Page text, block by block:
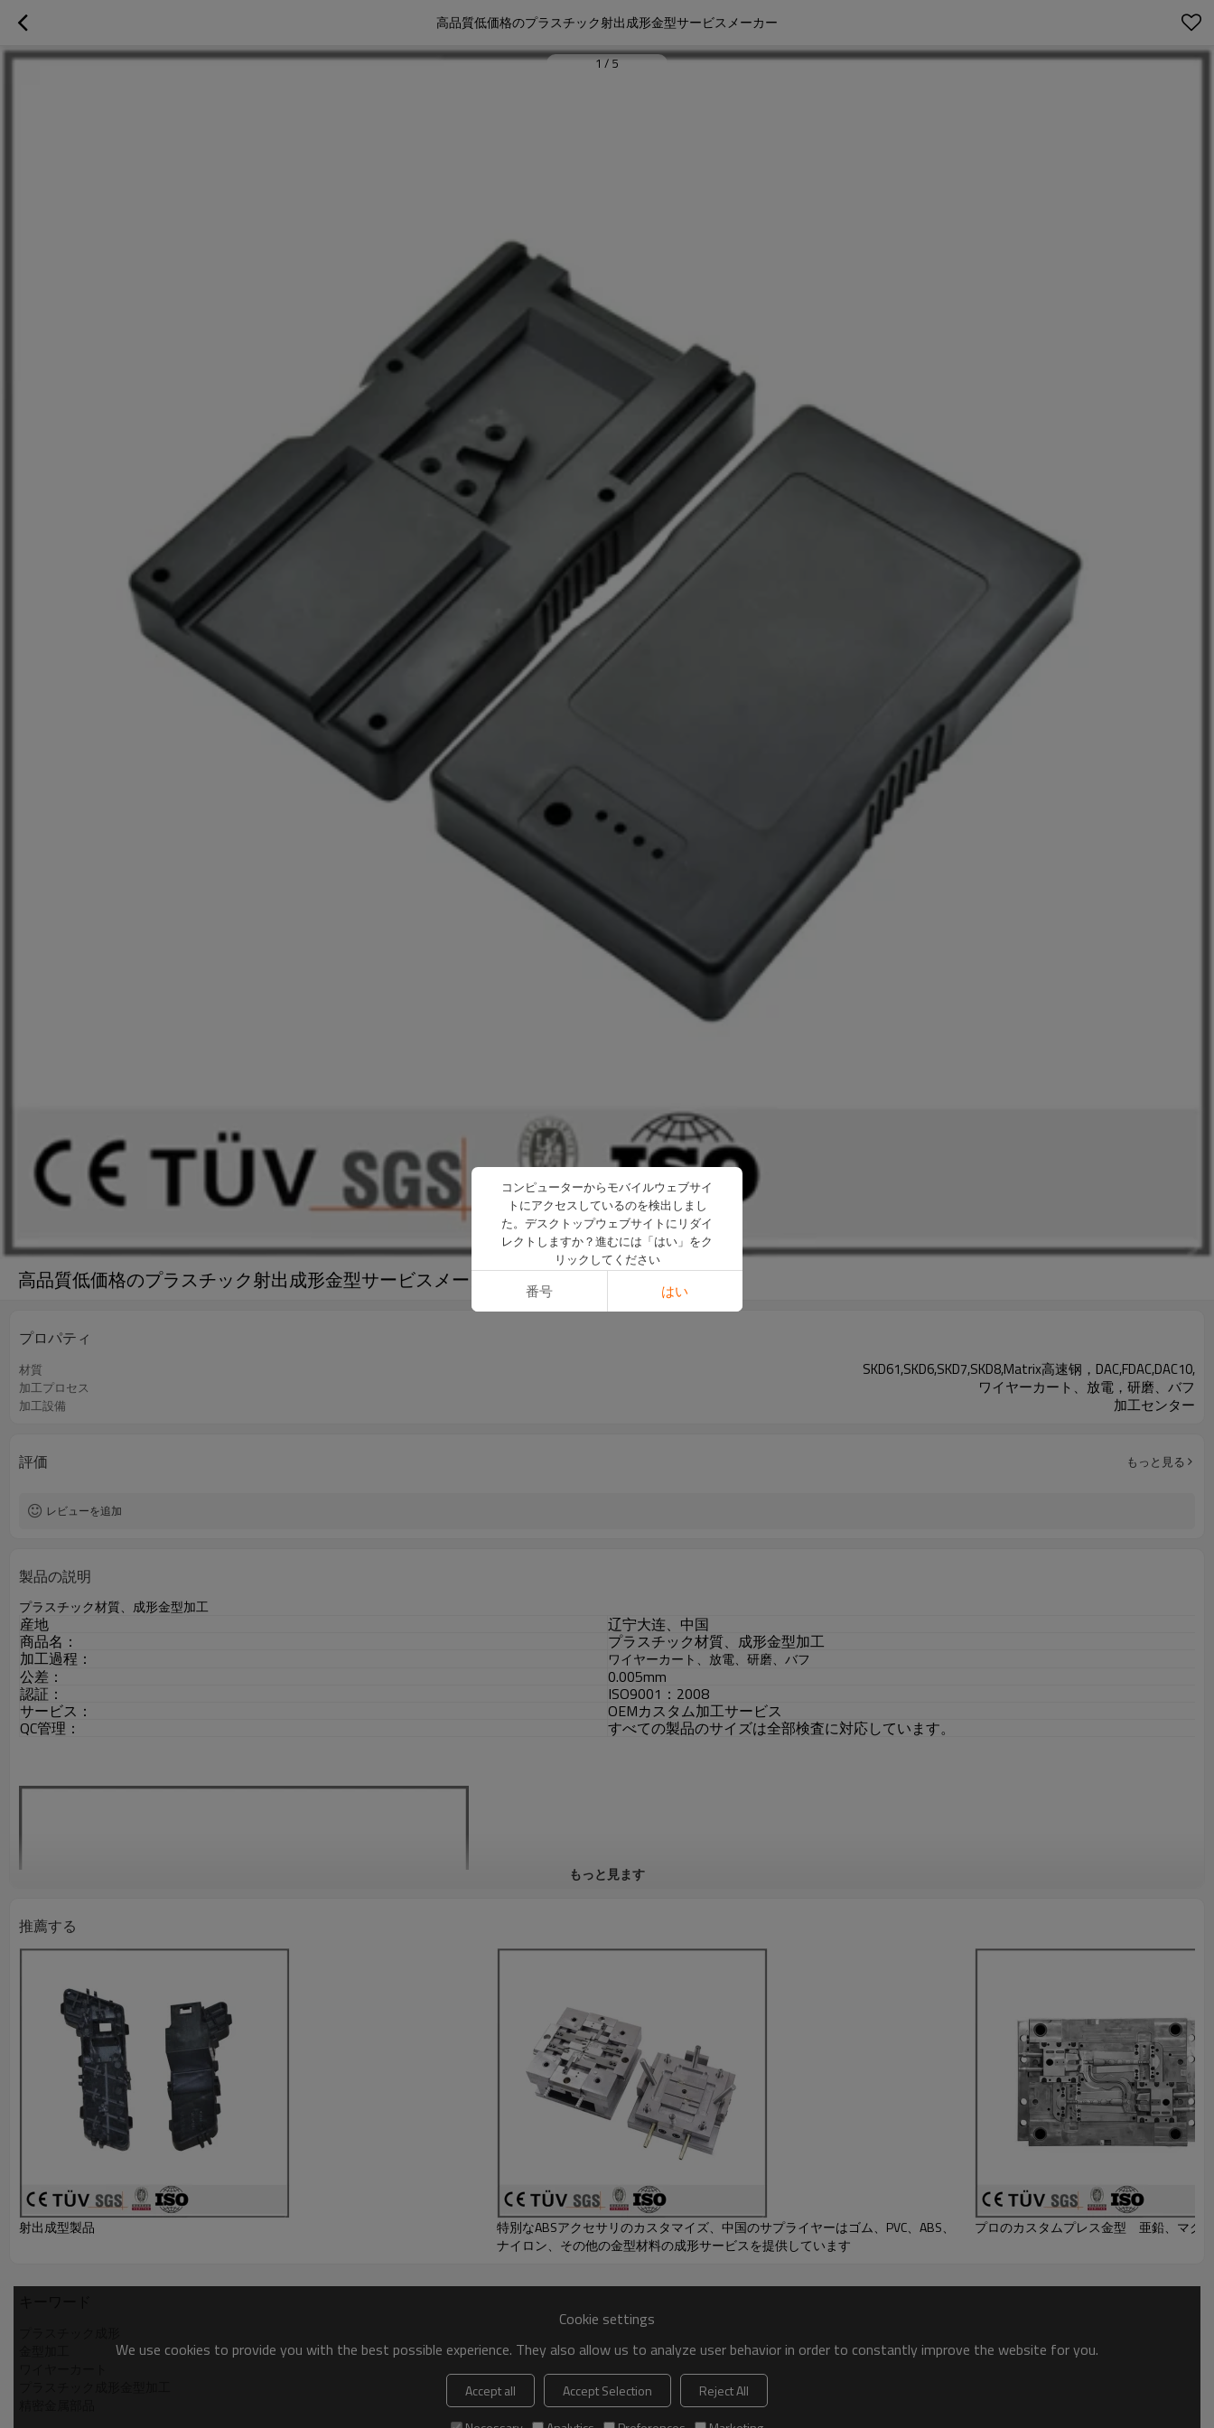
高品質低価格のプラスチック射出成形金型サービスメーカー
1 / 5
高品質低価格のプラスチック射出成形金型サービスメーカー
プロパティ
材質 SKD61,SKD6,SKD7,SKD8,Matrix高速钢，DAC,FDAC,DAC10,
加工プロセス ワイヤーカート、放電，研磨、バフ
加工設備 加工センター
評価 もっと見る
レビューを追加
製品の説明
プラスチック材質、成形金型加工
産地 辽宁大连、中国
商品名： プラスチック材質、成形金型加工
加工過程： ワイヤーカート、放電、研磨、バフ
公差： 0.005mm
認証： ISO9001：2008
サービス： OEMカスタム加工サービス
QC管理： すべての製品のサイズは全部検査に対応しています。
もっと見ます
推薦する
射出成型製品
特別なABSアクセサリのカスタマイズ、中国のサプライヤーはゴム、PVC、ABS、
ナイロン、その他の金型材料の成形サービスを提供しています
プロのカスタムプレス金型 亜鉛、マグ
Cookie settings
We use cookies to provide you with the best possible experience. They also allow us to analyze user behavior in order to constantly improve the website for you.
Accept all Accept Selection
Reject All
コンピューターからモバイルウェブサイ
トにアクセスしているのを検出しまし
た。デスクトップウェブサイトにリダイ
レクトしますか？進むには「はい」をク
リックしてください
番号 はい